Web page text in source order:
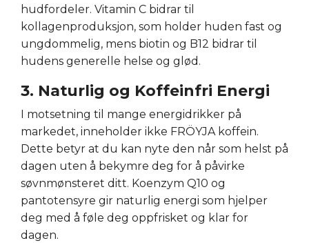
hudfordeler. Vitamin C bidrar til
kollagenproduksjon, som holder huden fast og
ungdommelig, mens biotin og B12 bidrar til
hudens generelle helse og glød.
3. Naturlig og Koffeinfri Energi
I motsetning til mange energidrikker på
markedet, inneholder ikke FRÖYJA koffein.
Dette betyr at du kan nyte den når som helst på
dagen uten å bekymre deg for å påvirke
søvnmønsteret ditt. Koenzym Q10 og
pantotensyre gir naturlig energi som hjelper
deg med å føle deg oppfrisket og klar for
dagen.